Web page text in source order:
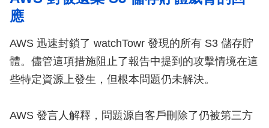
應
AWS 迅速封鎖了 watchTowr 發現的所有 S3 儲存貯
體。儘管這項措施阻止了報告中提到的攻擊情境在這
些特定資源上發生，但根本問題仍未解決。
AWS 發言人解釋，問題源自客戶刪除了仍被第三方